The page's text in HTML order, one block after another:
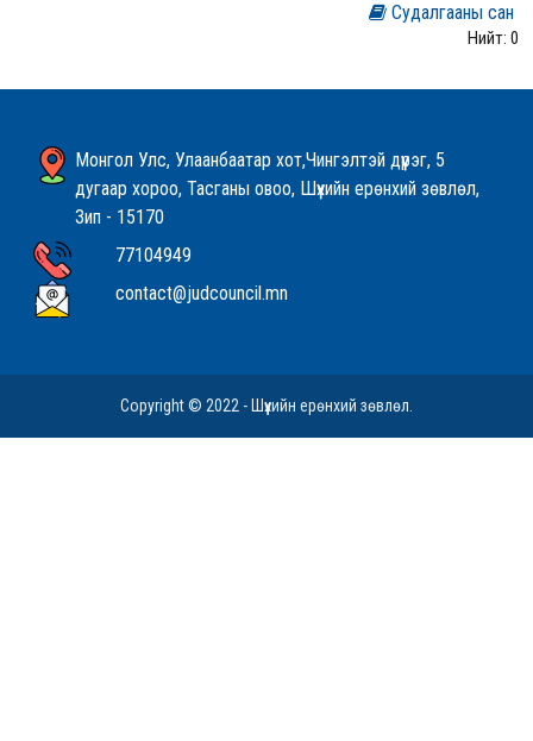
Нийт: 0
Монгол Улс, Улаанбаатар хот,Чингэлтэй дүүрэг, 5
дугаар хороо, Тасганы овоо, Шүүхийн ерөнхий зөвлөл,
Зип - 15170
77104949
contact@judcouncil.mn
Copyright © 2022 - Шүүхийн ерөнхий зөвлөл.
Судалгааны сан